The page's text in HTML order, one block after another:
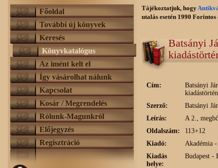
Főoldal
További új könyvek
Keresés
Könyvkatalógus
Az imént kelt el
Így vásárolhat nálunk
Kapcsolat
Kosár / Megrendelés
Rólunk-Magunkról
Előjegyzés
Regisztráció
Tájékoztatjuk, hogy
utalás esetén 1990
Batsányi
Cím:
Batsányi
Szerző:
Batsányi
Leírás:
A 2.,
Oldalszám:
113+12
Kiadó:
Akadémia
Kiadás
helye:
Budapest -